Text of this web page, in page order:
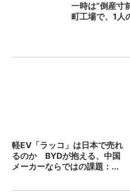
一時は“倒産
町工場で、1人
軽EV「ラッコ」は日本で売れ
るのか BYDが抱える、中国
メーカーならではの課題：...